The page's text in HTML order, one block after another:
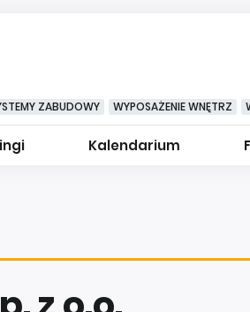
ZABUDOWY WYPOSAŻENIE WNĘTRZ
Kalendarium